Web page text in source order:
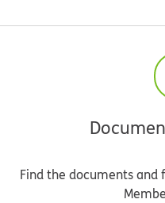
Find the documents and